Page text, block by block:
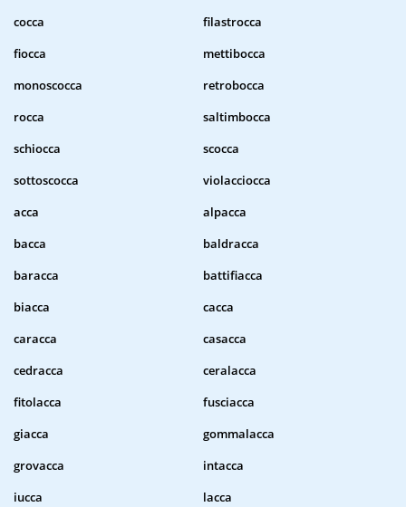
cocca
filastrocca
fiocca
mettibocca
monoscocca
retrobocca
rocca
saltimbocca
schiocca
scocca
sottoscocca
violacciocca
acca
alpacca
bacca
baldracca
baracca
battifiacca
biacca
cacca
caracca
casacca
cedracca
ceralacca
fitolacca
fusciacca
giacca
gommalacca
grovacca
intacca
iucca
lacca